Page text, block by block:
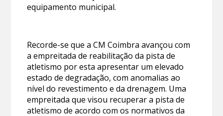
equipamento municipal.
Recorde-se que a CM Coimbra avançou com
a empreitada de reabilitação da pista de
atletismo por esta apresentar um elevado
estado de degradação, com anomalias ao
nível do revestimento e da drenagem. Uma
empreitada que visou recuperar a pista de
atletismo de acordo com os normativos da